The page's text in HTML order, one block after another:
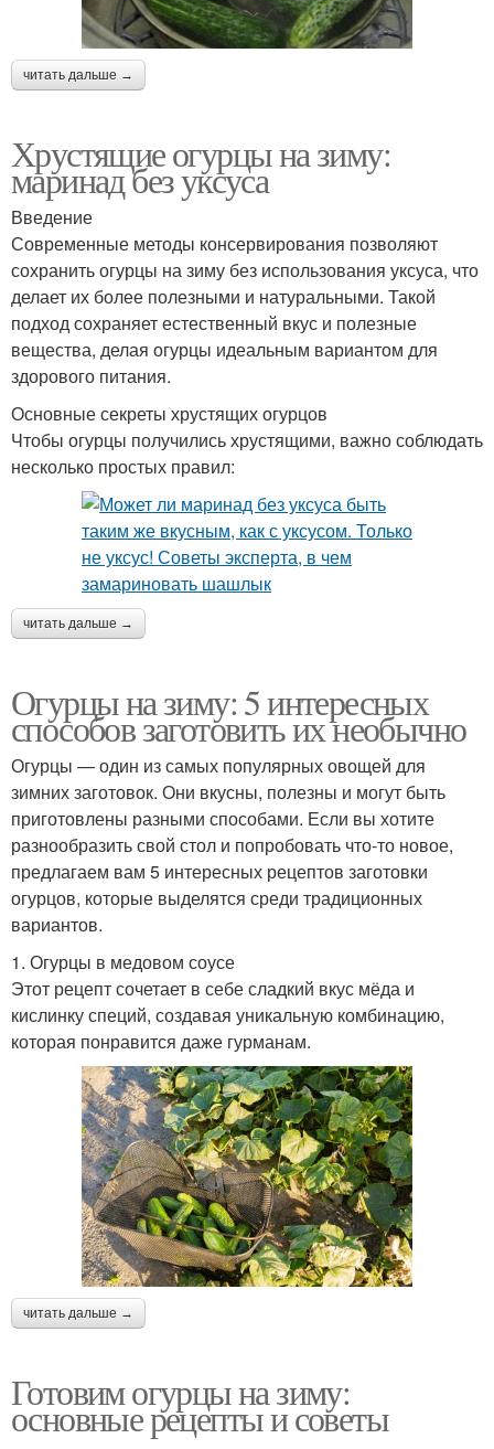
читать дальше →
Хрустящие огурцы на зиму:
маринад без уксуса
Введение
Современные методы консервирования позволяют
сохранить огурцы на зиму без использования уксуса, что
делает их более полезными и натуральными. Такой
подход сохраняет естественный вкус и полезные
вещества, делая огурцы идеальным вариантом для
здорового питания.
Основные секреты хрустящих огурцов
Чтобы огурцы получились хрустящими, важно соблюдать
несколько простых правил:
читать дальше →
Огурцы на зиму: 5 интересных
способов заготовить их необычно
Огурцы — один из самых популярных овощей для
зимних заготовок. Они вкусны, полезны и могут быть
приготовлены разными способами. Если вы хотите
разнообразить свой стол и попробовать что-то новое,
предлагаем вам 5 интересных рецептов заготовки
огурцов, которые выделятся среди традиционных
вариантов.
1. Огурцы в медовом соусе
Этот рецепт сочетает в себе сладкий вкус мёда и
кислинку специй, создавая уникальную комбинацию,
которая понравится даже гурманам.
читать дальше →
Готовим огурцы на зиму:
основные рецепты и советы